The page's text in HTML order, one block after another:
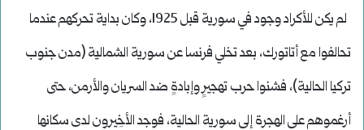
لم يكن للأكراد وجود في سورية قبل 1925، وكان بداية تحركهم عندما
تحالفوا مع أتاتورك، بعد تخلي فرنسا عن سورية الشمالية (مدن جنوب
تركيا الحالية)، فشنوا حرب تهجيرٍ وإبادةٍ ضد السريان والأرمن، حتى
أرغموهم على الهجرة إلى سورية الحالية، فوجد الأخِيرون لدى سكانها